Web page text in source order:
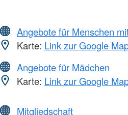
Angebote für Menschen
Karte: Link zur Google
Angebote für Mädchen
Karte: Link zur Google
Mitgliedschaft